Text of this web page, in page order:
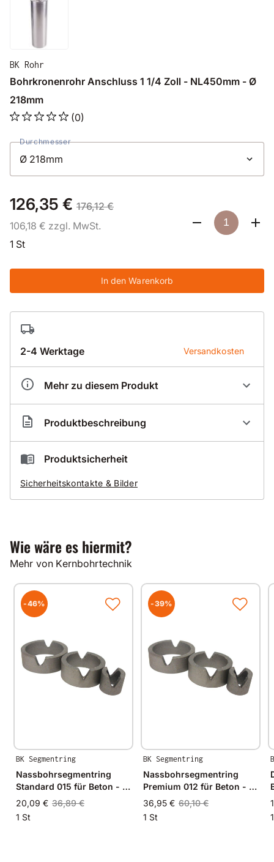
BK Rohr
Bohrkronenrohr Anschluss 1 1/4 Zoll - NL450mm - Ø
218mm
(0)
Durchmesser
126,35 € 176,12 €
106,18 € zzgl. MwSt.
1 St
In den Warenkorb
2-4 Werktage Versandkosten
Mehr zu diesem Produkt
Artikelnummer BR200218
Produktbeschreibung
Durch Eigenfertigung der Bohrkronenrohre
auch für alle Überlängen
Produktsicherheit
Sicherheitskontakte & Bilder
Wie wäre es hiermit?
Mehr von Kernbohrtechnik
-46%
BK Segmentring
Nassbohrsegmentring
Standard 015 für Beton - Ø
12mm - 12/8mm
20,09 € 36,89 €
1 St
-39%
BK Segmentring
Nassbohrsegmentring
Premium 012 für Beton - Ø
40mm - 40/34mm
36,95 € 60,10 €
1 St